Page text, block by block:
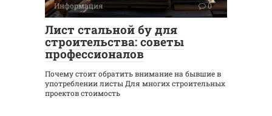
Информация 0
Лист стальной бу для
строительства: советы
профессионалов
Почему стоит обратить внимание на бывшие в
употреблении листы Для многих строительных
проектов стоимость